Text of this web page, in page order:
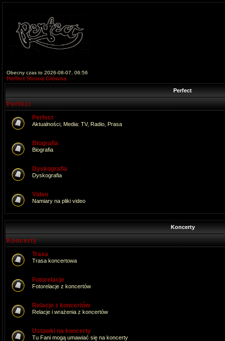
Obecny czas to 2026-08-07, 06:56
Perfect Strona Główna
Perfect
Perfect
Perfect
Aktualności, Media: TV, Radio, Prasa
Biografia
Biografia
Dyskografia
Dyskografia
Video
Namiary na pliki video
Koncerty
Koncerty
Trasa
Trasa koncertowa
Fotorelacje
Fotorelacje z koncertów
Relacje z koncertów
Relacje i wrażenia z koncertów
Ustawki na koncerty
Tu Fani mogą umawiać się na koncerty